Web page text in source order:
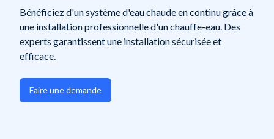
Bénéficiez d'un système d'eau chaude en continu grâce à
une installation professionnelle d'un chauffe-eau. Des
experts garantissent une installation sécurisée et
efficace.
Faire une demande